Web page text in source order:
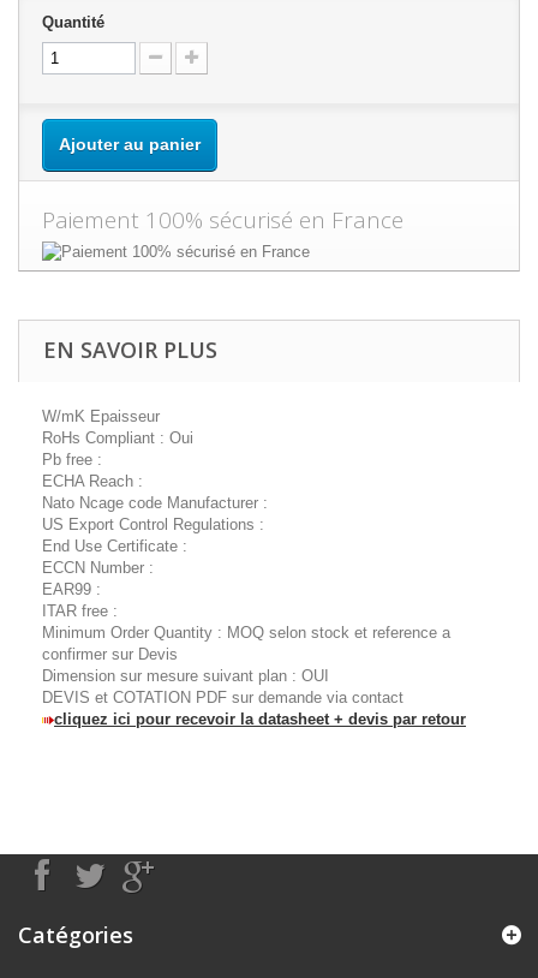
Quantité
Ajouter au panier
Paiement 100% sécurisé en France
EN SAVOIR PLUS
W/mK Epaisseur
RoHs Compliant : Oui
Pb free :
ECHA Reach :
Nato Ncage code Manufacturer :
US Export Control Regulations :
End Use Certificate :
ECCN Number :
EAR99 :
ITAR free :
Minimum Order Quantity : MOQ selon stock et reference a
confirmer sur Devis
Dimension sur mesure suivant plan : OUI
DEVIS et COTATION PDF sur demande via contact
cliquez ici pour recevoir la datasheet + devis par retour
Catégories